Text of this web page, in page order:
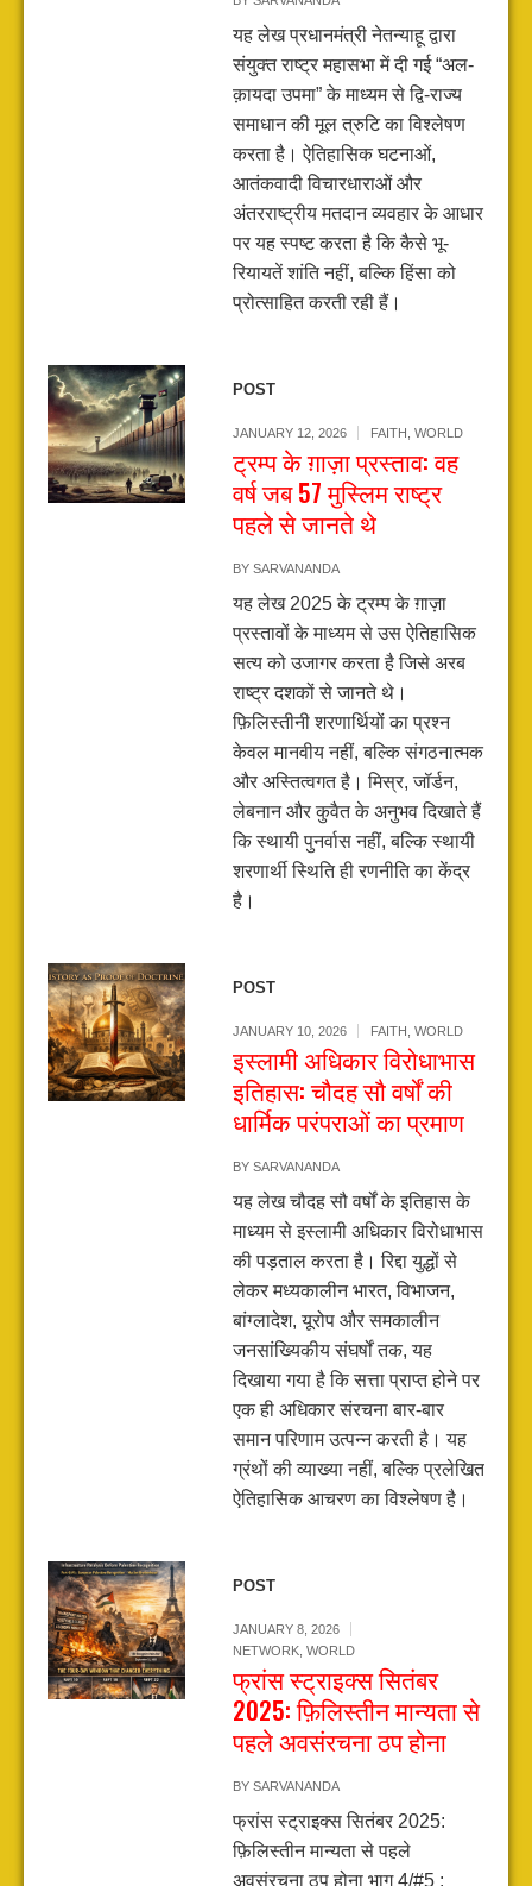
यह लेख प्रधानमंत्री नेतन्याहू द्वारा
संयुक्त राष्ट्र महासभा में दी गई “अल-
क़ायदा उपमा” के माध्यम से द्वि-राज्य
समाधान की मूल त्रुटि का विश्लेषण
करता है। ऐतिहासिक घटनाओं,
आतंकवादी विचारधाराओं और
अंतरराष्ट्रीय मतदान व्यवहार के आधार
पर यह स्पष्ट करता है कि कैसे भू-
रियायतें शांति नहीं, बल्कि हिंसा को
प्रोत्साहित करती रही हैं।
POST
JANUARY 12, 2026 FAITH WORLD
ट्रम्प के ग़ाज़ा प्रस्ताव: वह
वर्ष जब 57 मुस्लिम राष्ट्र
पहले से जानते थे
BY SARVANANDA
यह लेख 2025 के ट्रम्प के ग़ाज़ा
प्रस्तावों के माध्यम से उस ऐतिहासिक
सत्य को उजागर करता है जिसे अरब
राष्ट्र दशकों से जानते थे।
फ़िलिस्तीनी शरणार्थियों का प्रश्न
केवल मानवीय नहीं, बल्कि संगठनात्मक
और अस्तित्वगत है। मिस्र, जॉर्डन,
लेबनान और कुवैत के अनुभव दिखाते हैं
कि स्थायी पुनर्वास नहीं, बल्कि स्थायी
शरणार्थी स्थिति ही रणनीति का केंद्र
है।
POST
JANUARY 10, 2026 FAITH WORLD
इस्लामी अधिकार विरोधाभास
इतिहास: चौदह सौ वर्षों की
धार्मिक परंपराओं का प्रमाण
BY SARVANANDA
यह लेख चौदह सौ वर्षों के इतिहास के
माध्यम से इस्लामी अधिकार विरोधाभास
की पड़ताल करता है। रिद्दा युद्धों से
लेकर मध्यकालीन भारत, विभाजन,
बांग्लादेश, यूरोप और समकालीन
जनसांख्यिकीय संघर्षों तक, यह
दिखाया गया है कि सत्ता प्राप्त होने पर
एक ही अधिकार संरचना बार-बार
समान परिणाम उत्पन्न करती है। यह
ग्रंथों की व्याख्या नहीं, बल्कि प्रलेखित
ऐतिहासिक आचरण का विश्लेषण है।
POST
JANUARY 8, 2026
NETWORK, WORLD
फ्रांस स्ट्राइक्स सितंबर
2025: फ़िलिस्तीन मान्यता से
पहले अवसंरचना ठप होना
BY SARVANANDA
फ्रांस स्ट्राइक्स सितंबर 2025:
फ़िलिस्तीन मान्यता से पहले
अवसंरचना ठप होना भाग 4/#5 :